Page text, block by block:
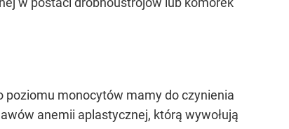
poziomu monocytów mamy do czynienia
anemii aplastycznej, którą wywołują